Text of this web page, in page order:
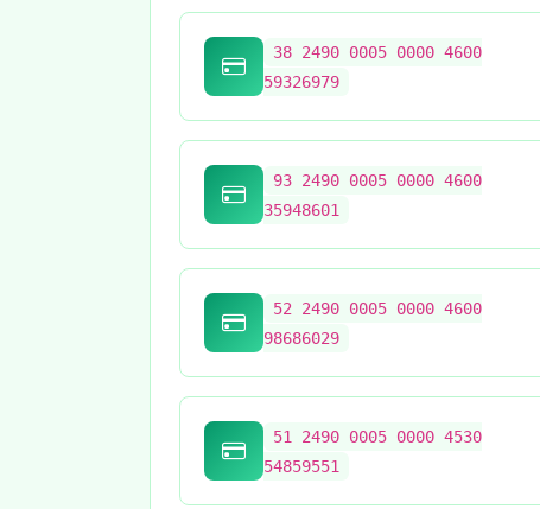
38 2490 0005 0000 4600
59326979
93 2490 0005 0000 4600
35948601
52 2490 0005 0000 4600
98686029
51 2490 0005 0000 4530
54859551